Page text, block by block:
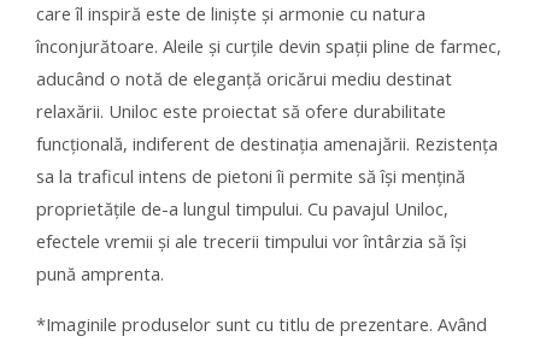
care îl inspiră este de liniște și armonie cu natura
înconjurătoare. Aleile și curțile devin spații pline de farmec,
aducând o notă de eleganță oricărui mediu destinat
relaxării. Uniloc este proiectat să ofere durabilitate
funcțională, indiferent de destinația amenajării. Rezistența
sa la traficul intens de pietoni îi permite să își mențină
proprietățile de-a lungul timpului. Cu pavajul Uniloc,
efectele vremii și ale trecerii timpului vor întârzia să își
pună amprenta.
*Imaginile produselor sunt cu titlu de prezentare. Având